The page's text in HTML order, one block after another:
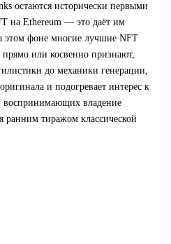
остаются исторически первыми
на Ethereum — это даёт им
этом фоне многие лучшие NFT
или косвенно признают,
до механики генерации,
и подогревает интерес к
воспринимающих владение
ранним тиражом классической